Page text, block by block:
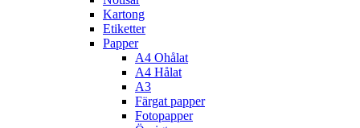
Kartong
Etiketter
Papper
A4 Ohålat
A4 Hålat
A3
Färgat papper
Fotopapper